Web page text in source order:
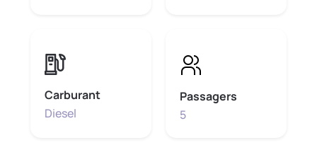
Carburant
Diesel
Passagers
5